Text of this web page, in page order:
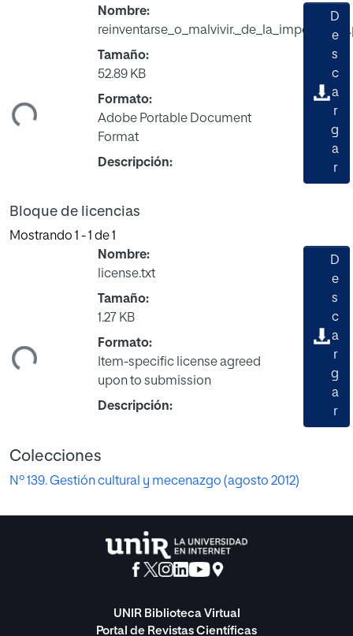
Nombre:
Tamaño:
52.89 KB
Formato:
Adobe Portable Document
Format
Descripción:
D
e
s
c
a
r
g
a
r
Bloque de licencias
Mostrando 1 - 1 de 1
Nombre:
license.txt
Tamaño:
1.27 KB
Formato:
Item-specific license agreed
upon to submission
Descripción:
D
e
s
c
a
r
g
a
r
Colecciones
Nº 139. Gestión cultural y mecenazgo (agosto 2012)
UNIR Biblioteca Virtual
Portal de Revistas Científicas